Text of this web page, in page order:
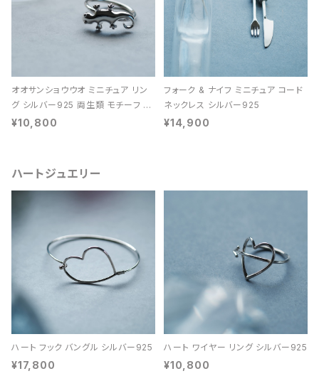
オオサンショウウオ ミニチュア リン
グ シルバー925 両生類 モチーフ レ
ディース ユニセックス
¥10,800
フォーク & ナイフ ミニチュア コード
ネックレス シルバー925
¥14,900
ハートジュエリー
ハート フック バングル シルバー925
¥17,800
ハート ワイヤー リング シルバー925
¥10,800